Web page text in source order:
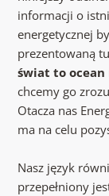
informacji o
energetycznej
prezentowaną
świat to ocean
chcemy go
Otacza nas
ma na celu
Nasz język
przepełniony